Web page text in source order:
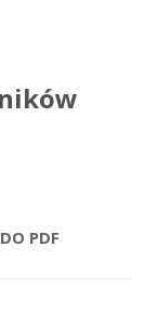
treści
PDF